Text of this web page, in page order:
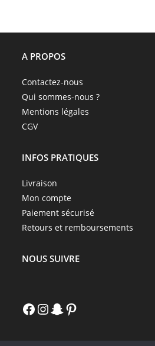
A PROPOS
Contactez-nous
Qui sommes-nous ?
Mentions légales
CGV
INFOS PRATIQUES
Livraison
Mon compte
Paiement sécurisé
Retours et remboursements
NOUS SUIVRE